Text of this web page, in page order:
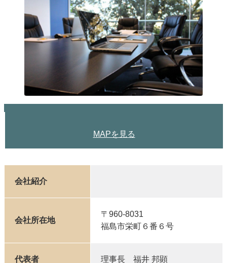
MAPを見る
会社紹介
会社所在地
〒960-8031
福島市栄町６番６号
代表者 理事長 福井 邦顕